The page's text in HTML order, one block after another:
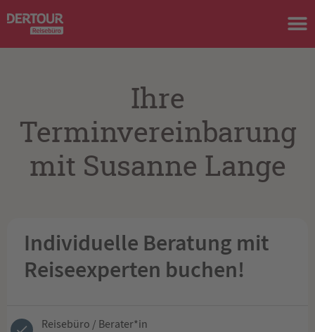
Ihre
Terminvereinbarung
mit Susanne Lange
Individuelle Beratung mit
Reiseexperten buchen!
Reisebüro / Berater*in